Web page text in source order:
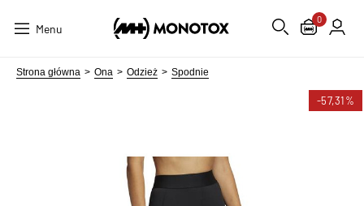
Menu
0
Strona główna Ona Odzież Spodnie
-57,31%